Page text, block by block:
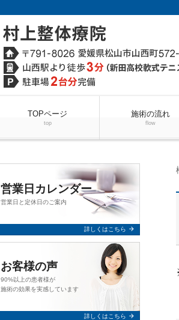
TOPページ
top
施術の流れ
flow
営業日カレンダー
営業日と定休日のご案内
詳しくはこちら arrow_forward
お客様の声
90%以上の患者様が
施術の効果を実感しています
詳しくはこちら arrow_forward